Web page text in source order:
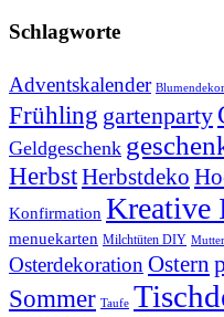
Schlagworte
Adventskalender
Frühling gartenparty
Geldgeschenk
HerbstHerbstdeko
Konfirmation Kreative
menuekarten Milchtüten DIY
OsterdekorationOstern
Sommer Taufe